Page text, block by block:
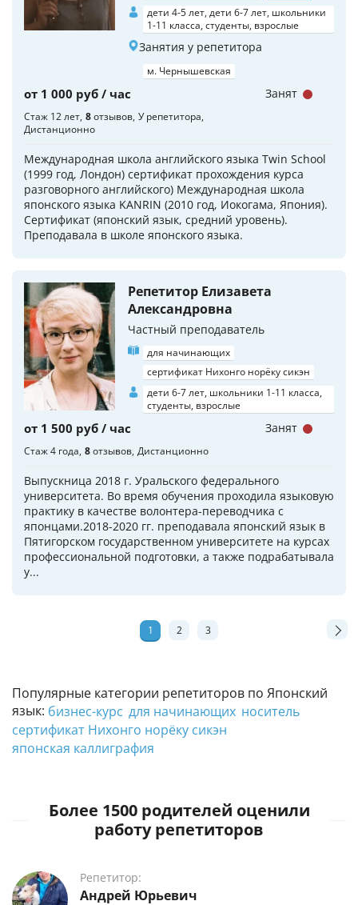
Популярные категории репетиторов по Японский
язык: бизнес-курс для начинающих носитель
сертификат Нихонго норёку сикэн
японская каллиграфия
дети 4-5 лет, дети 6-7 лет, школьники
1-11 класса, студенты, взрослые
Занятия у репетитора
м. Чернышевская
от 1 000 руб / час
Стаж 12 лет 8отзывов У репетитора
Дистанционно
Международная школа английского языка Twin School
(1999 год, Лондон) сертификат прохождения курса
разговорного английского) Международная школа
японского языка KANRIN (2010 год, Иокогама, Япония).
Сертификат (японский язык, средний уровень).
Преподавала в школе японского языка.
Занят
Репетитор Елизавета
Александровна
Частный преподаватель
для начинающих
сертификат Нихонго норёку сикэн
дети 6-7 лет, школьники 1-11 класса,
студенты, взрослые
от 1 500 руб / час
Стаж 4 года 8отзывов Дистанционно
Выпускница 2018 г. Уральского федерального
университета. Во время обучения проходила языковую
практику в качестве волонтера-переводчика с
японцами.2018-2020 гг. преподавала японский язык в
Пятигорском государственном университете на курсах
профессиональной подготовки, а также подрабатывала
у...
Занят
1 2 3
Более 1500 родителей оценили
работу репетиторов
Репетитор:
Андрей Юрьевич